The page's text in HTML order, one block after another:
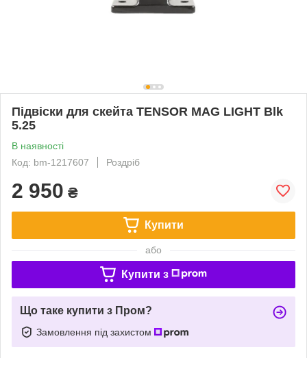
Підвіски для скейта TENSOR MAG LIGHT Blk
5.25
В наявності
Код: bm-1217607
Роздріб
2 950 ₴
Купити
або
Купити з
Що таке купити з Пром?
Замовлення під захистом